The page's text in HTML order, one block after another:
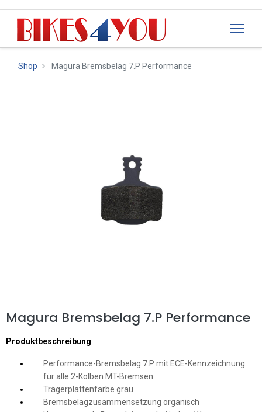
Shop Magura Bremsbelag 7.P Performance
Magura Bremsbelag 7.P Performance
Produktbeschreibung
Performance-Bremsbelag 7.P mit ECE-Kennzeichnung
für alle 2-Kolben MT-Bremsen
Trägerplattenfarbe grau
Bremsbelagzusammensetzung organisch